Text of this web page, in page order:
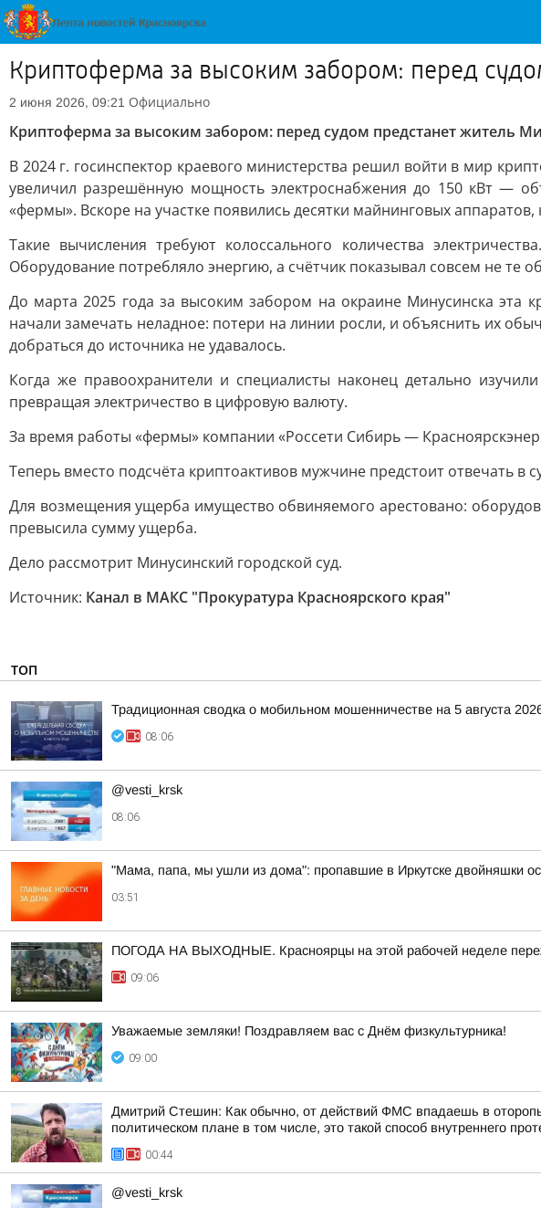
Криптоферма за высоким забором: перед
2 июня 2026, 09:21 Официально
Криптоферма за высоким забором: перед судом предстанет житель
В 2024 г. госинспектор краевого министерства решил войти в мир
увеличил разрешённую мощность электроснабжения до 150 кВт —
«фермы». Вскоре на участке появились десятки майнинговых
Такие вычисления требуют колоссального количества
Оборудование потребляло энергию, а счётчик показывал совсем не те
До марта 2025 года за высоким забором на окраине Минусинска эта
начали замечать неладное: потери на линии росли, и объяснить их
добраться до источника не удавалось.
Когда же правоохранители и специалисты наконец детально
превращая электричество в цифровую валюту.
За время работы «фермы» компании «Россети Сибирь —
Теперь вместо подсчёта криптоактивов мужчине предстоит отвечать
Для возмещения ущерба имущество обвиняемого арестовано:
превысила сумму ущерба.
Дело рассмотрит Минусинский городской суд.
Источник: Канал в МАКС "Прокуратура Красноярского края"
ТОП
Традиционная сводка о мобильном мошенничестве на 5 августа
08:06
@vesti_krsk
08:06
"Мама, папа, мы ушли из дома": пропавшие в Иркутске двойняшки
03:51
ПОГОДА НА ВЫХОДНЫЕ. Красноярцы на этой рабочей неделе
09:06
Уважаемые земляки! Поздравляем вас с Днём физкультурника!
09:00
Дмитрий Стешин: Как обычно, от действий ФМС впадаешь в
политическом плане в том числе, это такой способ внутреннего
00:44
@vesti_krsk